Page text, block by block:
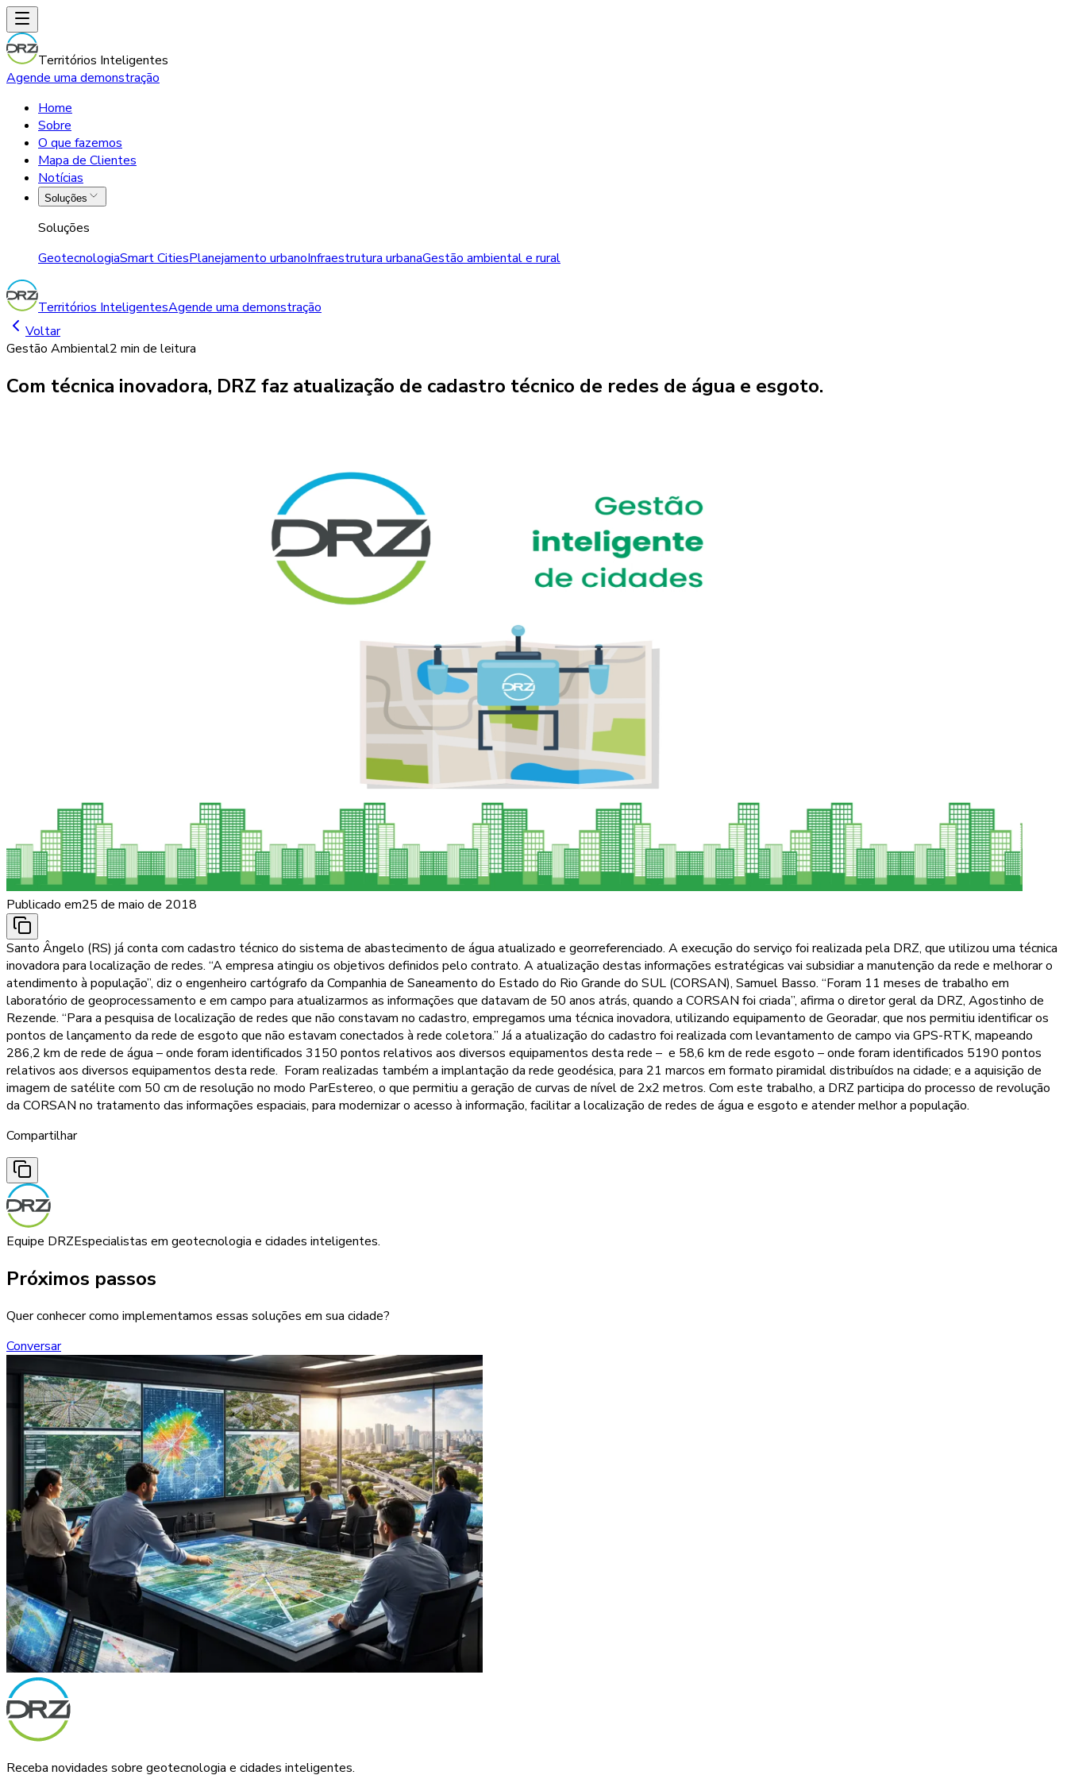
Territórios Inteligentes
Agende uma demonstração
Home
Sobre
O que fazemos
Mapa de Clientes
Notícias
Soluções
Soluções
GeotecnologiaSmart CitiesPlanejamento urbanoInfraestrutura urbanaGestão ambiental e rural
Territórios InteligentesAgende uma demonstração
Voltar
Gestão Ambiental2 min de leitura
Com técnica inovadora, DRZ faz atualização de cadastro técnico de redes de água e esgoto.
Publicado em25 de maio de 2018
Santo Ângelo (RS) já conta com cadastro técnico do sistema de abastecimento de água atualizado e georreferenciado. A execução do serviço foi realizada pela DRZ, que utilizou uma técnica
inovadora para localização de redes. “A empresa atingiu os objetivos definidos pelo contrato. A atualização destas informações estratégicas vai subsidiar a manutenção da rede e melhorar o
atendimento à população”, diz o engenheiro cartógrafo da Companhia de Saneamento do Estado do Rio Grande do SUL (CORSAN), Samuel Basso. “Foram 11 meses de trabalho em
laboratório de geoprocessamento e em campo para atualizarmos as informações que datavam de 50 anos atrás, quando a CORSAN foi criada”, afirma o diretor geral da DRZ, Agostinho de
Rezende. “Para a pesquisa de localização de redes que não constavam no cadastro, empregamos uma técnica inovadora, utilizando equipamento de Georadar, que nos permitiu identificar os
pontos de lançamento da rede de esgoto que não estavam conectados à rede coletora.” Já a atualização do cadastro foi realizada com levantamento de campo via GPS-RTK, mapeando
286,2 km de rede de água – onde foram identificados 3150 pontos relativos aos diversos equipamentos desta rede – e 58,6 km de rede esgoto – onde foram identificados 5190 pontos
relativos aos diversos equipamentos desta rede. Foram realizadas também a implantação da rede geodésica, para 21 marcos em formato piramidal distribuídos na cidade; e a aquisição de
imagem de satélite com 50 cm de resolução no modo ParEstereo, o que permitiu a geração de curvas de nível de 2x2 metros. Com este trabalho, a DRZ participa do processo de revolução
da CORSAN no tratamento das informações espaciais, para modernizar o acesso à informação, facilitar a localização de redes de água e esgoto e atender melhor a população.
Compartilhar
Equipe DRZEspecialistas em geotecnologia e cidades inteligentes.
Próximos passos
Quer conhecer como implementamos essas soluções em sua cidade?
Conversar
Receba novidades sobre geotecnologia e cidades inteligentes.